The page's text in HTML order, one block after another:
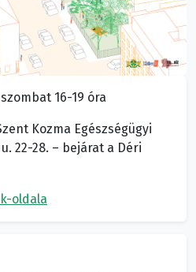
16-19 óra
Kozma Egészségügyi
22-28. – bejárat a Déri
oldala